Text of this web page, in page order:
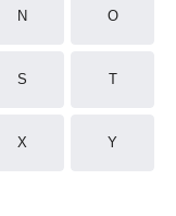
N O
S T
X Y